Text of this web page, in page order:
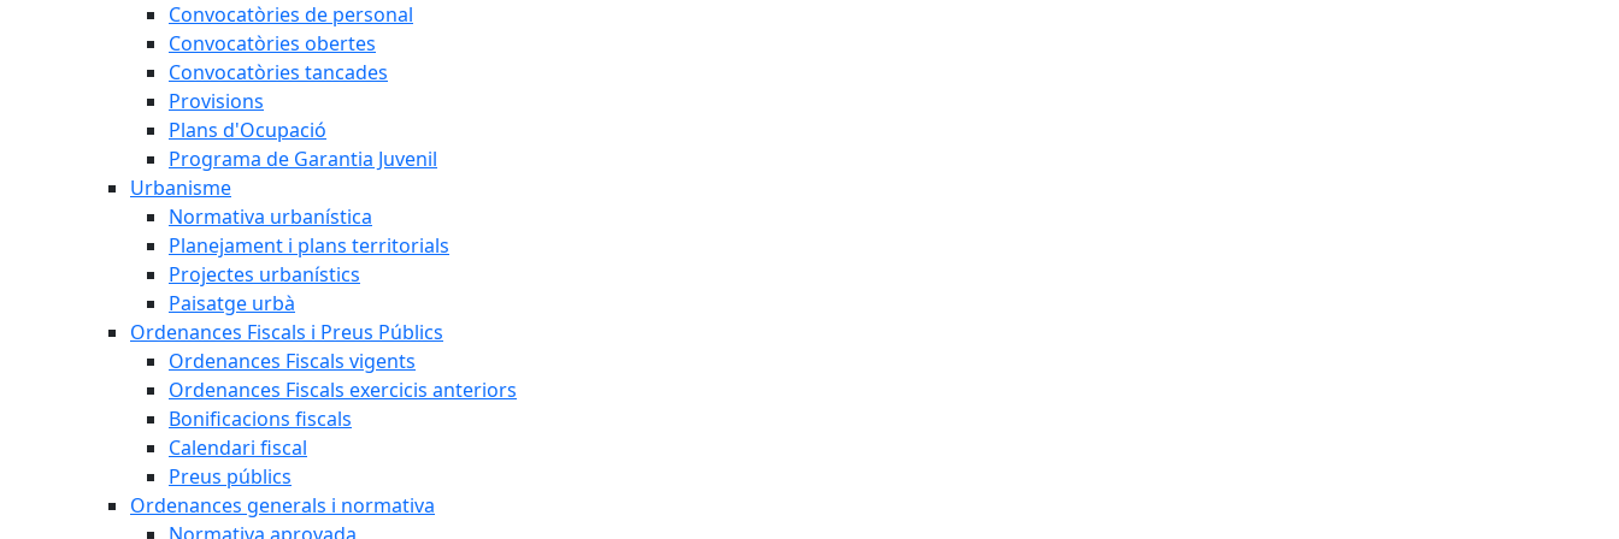
Convocatòries de personal
Convocatòries obertes
Convocatòries tancades
Provisions
Plans d'Ocupació
Programa de Garantia Juvenil
Urbanisme
Normativa urbanística
Planejament i plans territorials
Projectes urbanístics
Paisatge urbà
Ordenances Fiscals i Preus Públics
Ordenances Fiscals vigents
Ordenances Fiscals exercicis anteriors
Bonificacions fiscals
Calendari fiscal
Preus públics
Ordenances generals i normativa